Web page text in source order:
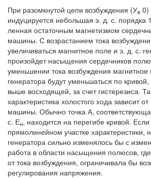
При разомкнутой цепи возбуждения (Ув 0)
индуцируется небольшая э. д. с. порядка
ленная остаточным магнетизмом
машины. С возрастанием тока
увеличиваться магнитное поле и э. д. с.
произойдет насыщения сердечников
уменьшении тока возбуждения магнитное
генератора будут уменьшаться по
выше восходящей, за счет гистерезиса.
характеристика холостого хода зависит
машины. Обычно точка А,
с. Ен, находится на перегибе кривой.
прямолинейном участке характеристики,
генератора сильно изменялось бы с
работа в области насыщения полюсов,
от тока возбуждения, ограничивала бы
регулирования напряжения.